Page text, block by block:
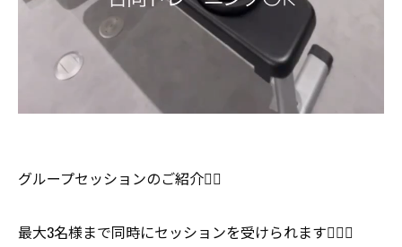
グループセッションのご紹介💁‍♂️
最大3名様まで同時にセッションを受けられます🏋🏻‍♂️